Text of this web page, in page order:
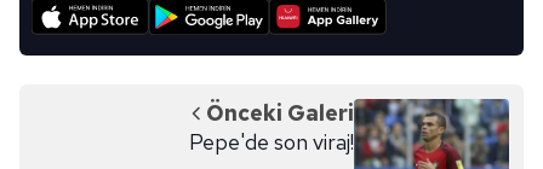
Önceki Galeri
Pepe'de son viraj!